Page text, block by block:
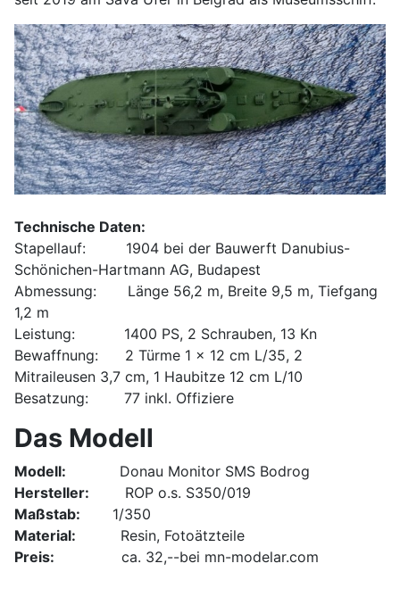
Technische Daten:
Stapellauf: 1904 bei der Bauwerft Danubius-
Schönichen-Hartmann AG, Budapest
Abmessung: Länge 56,2 m, Breite 9,5 m, Tiefgang
1,2 m
Leistung: 1400 PS, 2 Schrauben, 13 Kn
Bewaffnung: 2 Türme 1 x 12 cm L/35, 2
Mitraileusen 3,7 cm, 1 Haubitze 12 cm L/10
Besatzung: 77 inkl. Offiziere
Das Modell
Modell: Donau Monitor SMS Bodrog
Hersteller: ROP o.s. S350/019
Maßstab: 1/350
Material: Resin, Fotoätzteile
Preis: ca. 32,--bei mn-modelar.com